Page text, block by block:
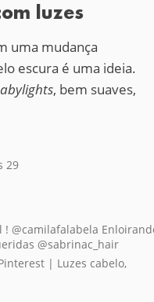
luzes
uma mudança
escura é uma ideia.
, bem suaves,